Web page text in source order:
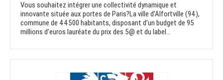
Vous souhaitez intégrer une collectivité dynamique et
innovante située aux portes de Paris?La ville d’Alfortville (94),
commune de 44500 habitants, disposant d’un budget de 95
millions d’euros lauréate du prix des 5@ et du label...